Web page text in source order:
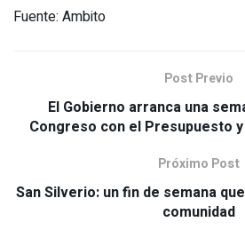
Fuente: Ambito
Post Previo
El Gobierno arranca una
Congreso con el Presupuesto
Próximo Post
San Silverio: un fin de semana
comunidad